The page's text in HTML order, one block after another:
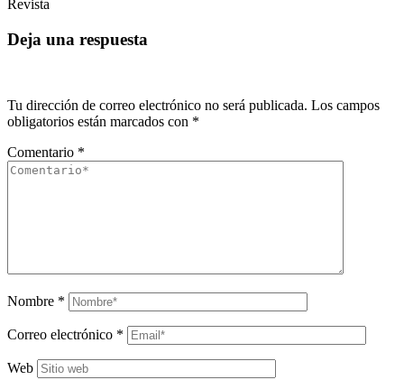
Revista
Deja una respuesta
Tu dirección de correo electrónico no será publicada. Los campos
obligatorios están marcados con *
Comentario *
Nombre *
Correo electrónico *
Web